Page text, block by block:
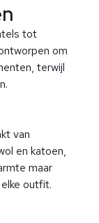
tot
om
terwijl
van
en katoen,
maar
outfit.